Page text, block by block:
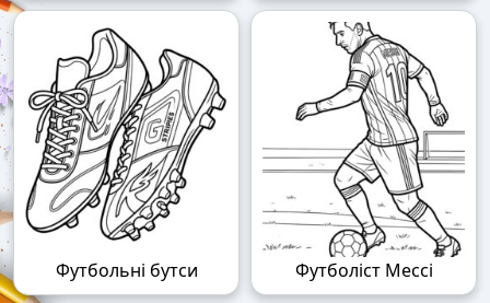
Футбольні бутси Футболіст Мессі